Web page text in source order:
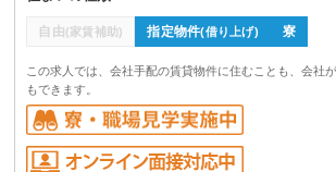
自由(家賃補助) 指定物件(借り上げ) 寮
この求人では、会社手配の賃貸物件に住むことも、会社
もできます。